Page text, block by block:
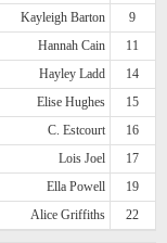
Kayleigh Barton
9
Hannah Cain
11
Hayley Ladd
14
Elise Hughes
15
C. Estcourt
16
Lois Joel
17
Ella Powell
19
Alice Griffiths 22